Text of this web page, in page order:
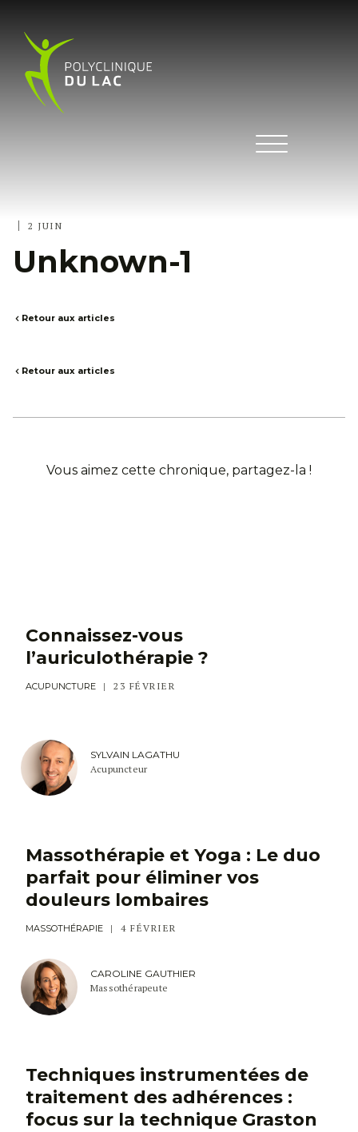
| 2 JUIN
Unknown-1
Retour aux articles
Retour aux articles
Vous aimez cette chronique, partagez-la !
Connaissez-vous
l’auriculothérapie ?
ACUPUNCTURE 23 FÉVRIER
SYLVAIN LAGATHU
Acupuncteur
Massothérapie et Yoga : Le duo
parfait pour éliminer vos
douleurs lombaires
MASSOTHÉRAPIE 4 FÉVRIER
CAROLINE GAUTHIER
Massothérapeute
Techniques instrumentées de
traitement des adhérences :
focus sur la technique Graston